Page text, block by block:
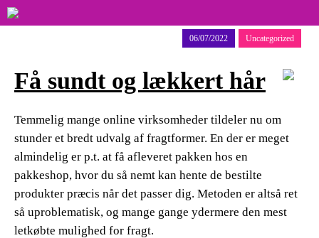
06/07/2022 Uncategorized
Få sundt og lækkert hår
Temmelig mange online virksomheder tildeler nu om
stunder et bredt udvalg af fragtformer. En der er meget
almindelig er p.t. at få afleveret pakken hos en
pakkeshop, hvor du så nemt kan hente de bestilte
produkter præcis når det passer dig. Metoden er altså ret
så uproblematisk, og mange gange ydermere den mest
letkøbte mulighed for fragt.